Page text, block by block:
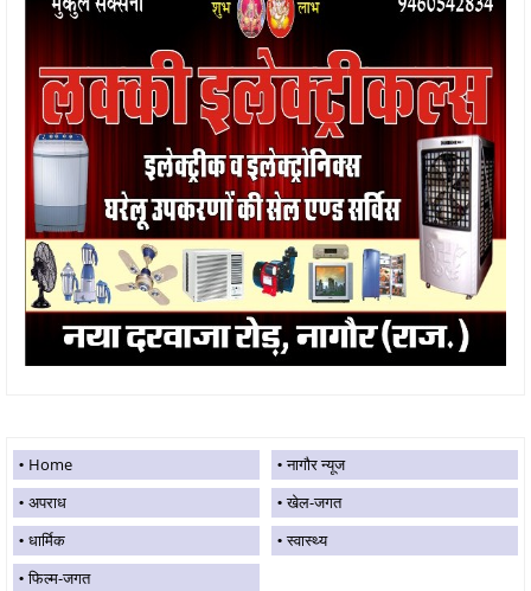
Home
नागौर न्यूज
अपराध
खेल-जगत
धार्मिक
स्वास्थ्य
फिल्म-जगत